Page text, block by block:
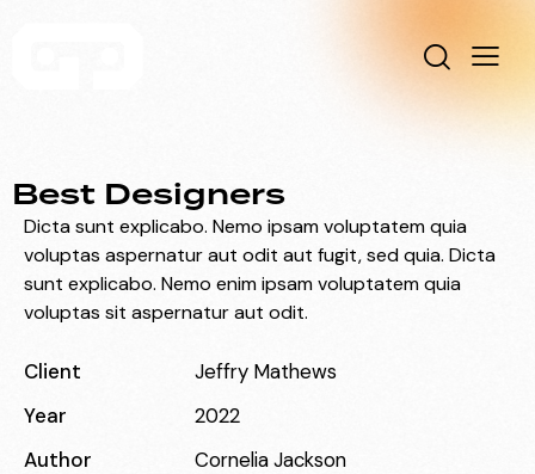
Best Designers
Dicta sunt explicabo. Nemo ipsam voluptatem quia
voluptas aspernatur aut odit aut fugit, sed quia. Dicta
sunt explicabo. Nemo enim ipsam voluptatem quia
voluptas sit aspernatur aut odit.
Client
Jeffry Mathews
Year
2022
Author
Cornelia Jackson